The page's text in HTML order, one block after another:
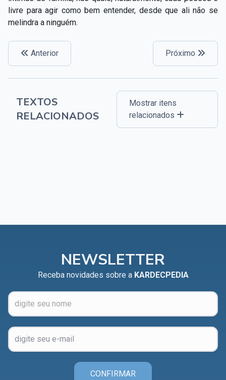
livre para agir como bem entender, desde que ali não se
melindra a ninguém.
Anterior Próximo
TEXTOS
RELACIONADOS
Mostrar itens
relacionados
NEWSLETTER
Receba novidades sobre a KARDECPEDIA
CONFIRMAR